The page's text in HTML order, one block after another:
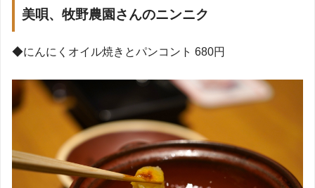
美唄、牧野農園さんのニンニク
◆にんにくオイル焼きとパンコント 680円